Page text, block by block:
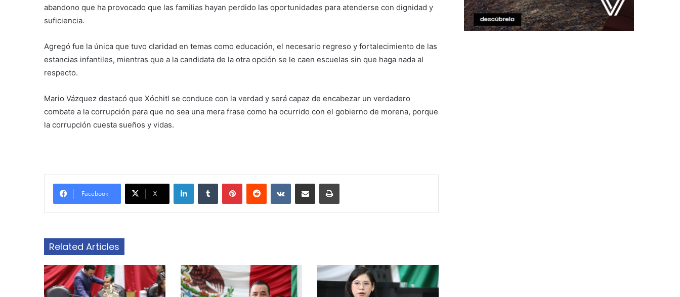
abandono que ha provocado que las familias hayan perdido las oportunidades para atenderse con dignidad y
suficiencia.
Agregó fue la única que tuvo claridad en temas como educación, el necesario regreso y fortalecimiento de las
estancias infantiles, mientras que a la candidata de la otra opción se le caen escuelas sin que haga nada al
respecto.
Mario Vázquez destacó que Xóchitl se conduce con la verdad y será capaz de encabezar un verdadero
combate a la corrupción para que no sea una mera frase como ha ocurrido con el gobierno de morena, porque
la corrupción cuesta sueños y vidas.
Facebook X
LinkedInTumblr PinterestReddit VKontakteShare via Email Print
Related Articles